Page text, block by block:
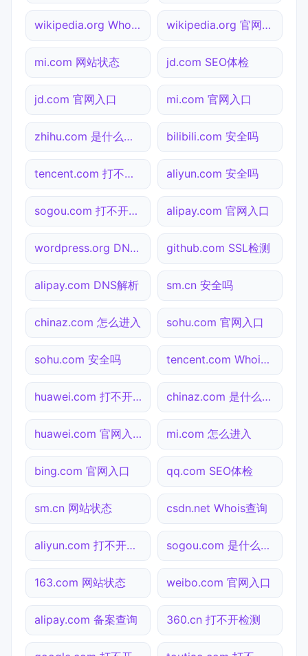
wikipedia.org Whois查询 wikipedia.org 官网入口
mi.com 网站状态 jd.com SEO体检
jd.com 官网入口 mi.com 官网入口
zhihu.com 是什么网站 bilibili.com 安全吗
tencent.com 打不开检测 aliyun.com 安全吗
sogou.com 打不开检测 alipay.com 官网入口
wordpress.org DNS解析 github.com SSL检测
alipay.com DNS解析 sm.cn 安全吗
chinaz.com 怎么进入 sohu.com 官网入口
sohu.com 安全吗 tencent.com Whois查询
huawei.com 打不开检测 chinaz.com 是什么网站
huawei.com 官网入口 mi.com 怎么进入
bing.com 官网入口 qq.com SEO体检
sm.cn 网站状态 csdn.net Whois查询
aliyun.com 打不开检测 sogou.com 是什么网站
163.com 网站状态 weibo.com 官网入口
alipay.com 备案查询 360.cn 打不开检测